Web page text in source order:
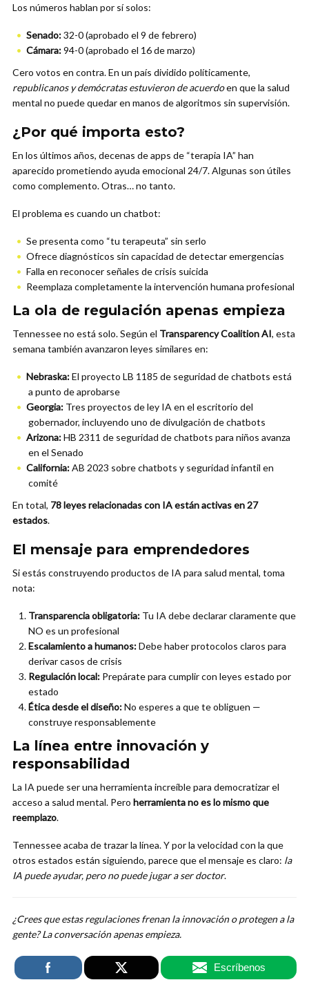
Los números hablan por sí solos:
Senado:32-0 (aprobado el 9 de febrero)
Cámara:94-0 (aprobado el 16 de marzo)
Cero votos en contra. En un país dividido políticamente,
republicanos y demócratas estuvieron de acuerdoen que la salud
mental no puede quedar en manos de algoritmos sin supervisión.
¿Por qué importa esto?
En los últimos años, decenas de apps de “terapia IA” han
aparecido prometiendo ayuda emocional 24/7. Algunas son útiles
como complemento. Otras… no tanto.
El problema es cuando un chatbot:
Se presenta como “tu terapeuta” sin serlo
Ofrece diagnósticos sin capacidad de detectar emergencias
Falla en reconocer señales de crisis suicida
Reemplaza completamente la intervención humana profesional
La ola de regulación apenas empieza
Tennessee no está solo. Según el Transparency Coalition AI, esta
semana también avanzaron leyes similares en:
Nebraska:El proyecto LB 1185 de seguridad de chatbots está
a punto de aprobarse
Georgia: Tres proyectos de ley IA en el escritorio del
gobernador, incluyendo uno de divulgación de chatbots
Arizona:HB 2311 de seguridad de chatbots para niños avanza
en el Senado
California:AB 2023 sobre chatbots y seguridad infantil en
comité
En total, 78 leyes relacionadas con IA están activas en 27
estados.
El mensaje para emprendedores
Si estás construyendo productos de IA para salud mental, toma
nota:
Transparencia obligatoria: Tu IA debe declarar claramente que
NO es un profesional
Escalamiento a humanos:Debe haber protocolos claros para
derivar casos de crisis
Regulación local: Prepárate para cumplir con leyes estado por
estado
Ética desde el diseño:No esperes a que te obliguen —
construye responsablemente
La línea entre innovación y
responsabilidad
La IA puede ser una herramienta increíble para democratizar el
acceso a salud mental. Pero herramienta no es lo mismo que
reemplazo.
Tennessee acaba de trazar la línea. Y por la velocidad con la que
otros estados están siguiendo, parece que el mensaje es claro: la
IA puede ayudar, pero no puede jugar a ser doctor.
¿Crees que estas regulaciones frenan la innovación o protegen a la
gente? La conversación apenas empieza.
Escríbenos